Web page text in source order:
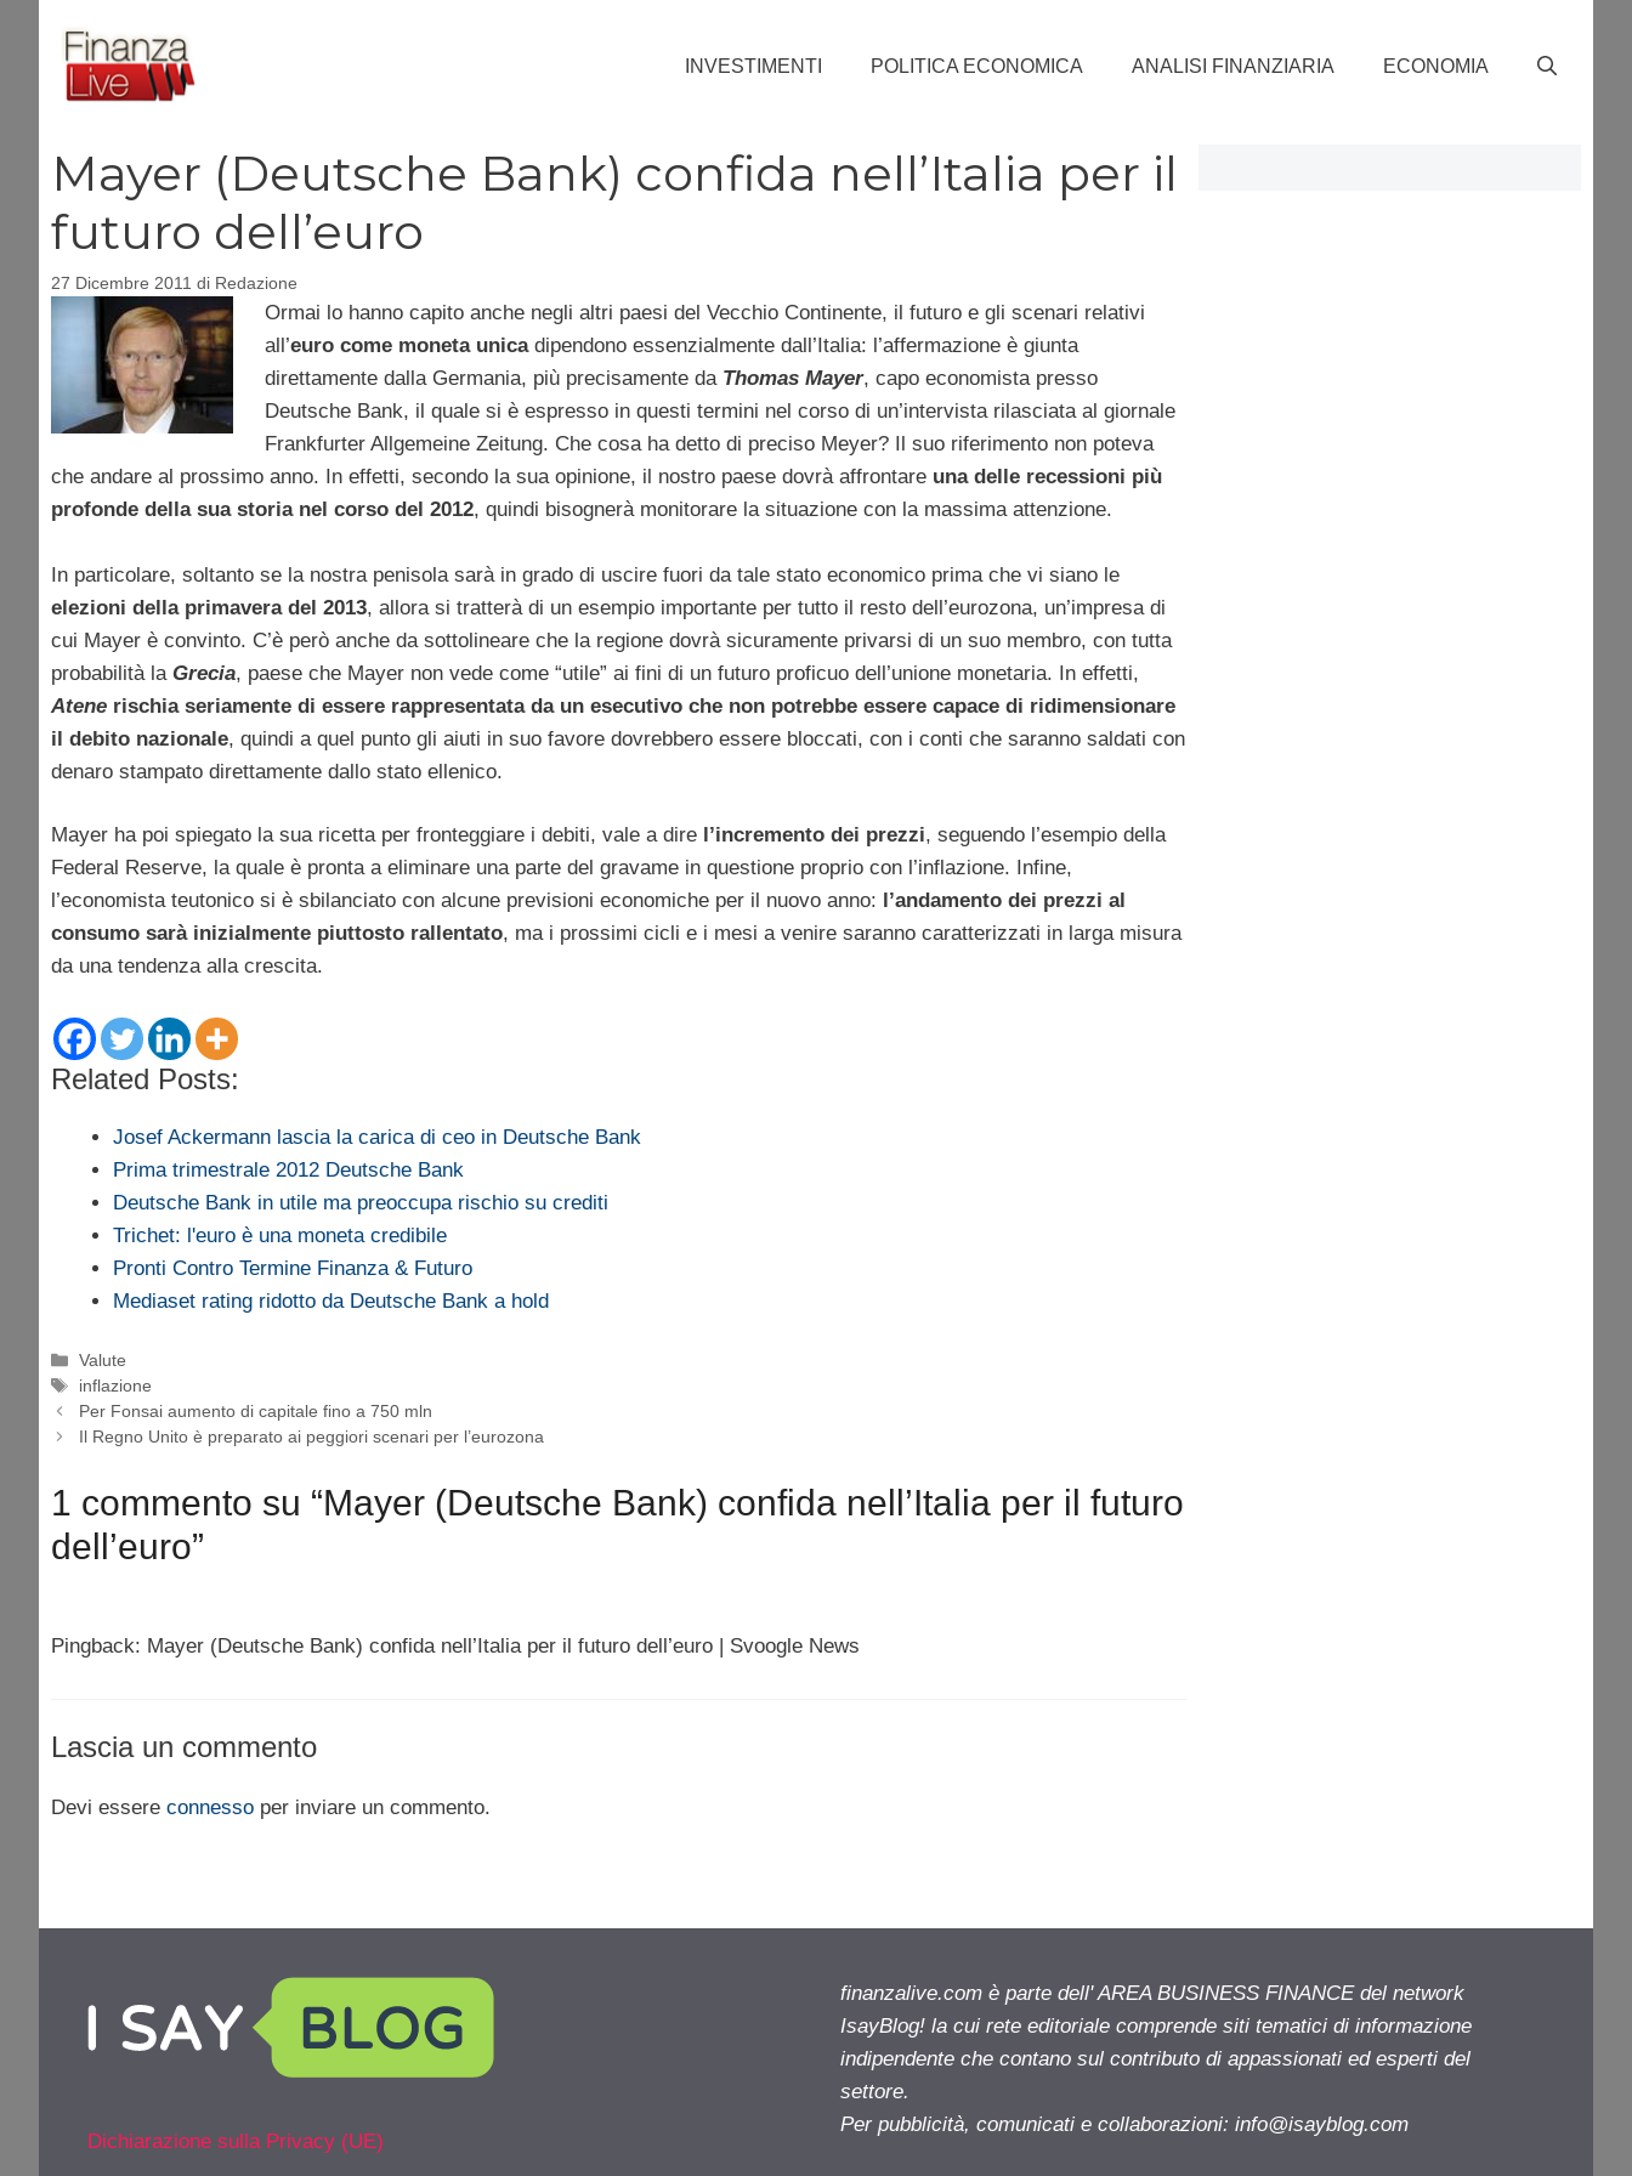
contenuto
INVESTIMENTI POLITICA ECONOMICA ANALISI FINANZIARIA ECONOMIA
Mayer (Deutsche Bank) confida nell’Italia per il
futuro dell’euro
27 Dicembre 2011 di Redazione
Ormai lo hanno capito anche negli altri paesi del Vecchio Continente, il futuro e gli scenari relativi
all’euro come moneta unicadipendono essenzialmente dall’Italia: l’affermazione è giunta
direttamente dalla Germania, più precisamente da Thomas Mayer, capo economista presso
Deutsche Bank, il quale si è espresso in questi termini nel corso di un’intervista rilasciata al giornale
Frankfurter Allgemeine Zeitung. Che cosa ha detto di preciso Meyer? Il suo riferimento non poteva
che andare al prossimo anno. In effetti, secondo la sua opinione, il nostro paese dovrà affrontare una delle recessioni più
profonde della sua storia nel corso del 2012, quindi bisognerà monitorare la situazione con la massima attenzione.
In particolare, soltanto se la nostra penisola sarà in grado di uscire fuori da tale stato economico prima che vi siano le
elezioni della primavera del 2013, allora si tratterà di un esempio importante per tutto il resto dell’eurozona, un’impresa di
cui Mayer è convinto. C’è però anche da sottolineare che la regione dovrà sicuramente privarsi di un suo membro, con tutta
probabilità la Grecia, paese che Mayer non vede come “utile” ai fini di un futuro proficuo dell’unione monetaria. In effetti,
Atene rischia seriamente di essere rappresentata da un esecutivo che non potrebbe essere capace di ridimensionare
il debito nazionale, quindi a quel punto gli aiuti in suo favore dovrebbero essere bloccati, con i conti che saranno saldati con
denaro stampato direttamente dallo stato ellenico.
Mayer ha poi spiegato la sua ricetta per fronteggiare i debiti, vale a dire l’incremento dei prezzi, seguendo l’esempio della
Federal Reserve, la quale è pronta a eliminare una parte del gravame in questione proprio con l’inflazione. Infine,
l’economista teutonico si è sbilanciato con alcune previsioni economiche per il nuovo anno:
l’andamento dei prezzi al
consumo sarà inizialmente piuttosto rallentato, ma i prossimi cicli e i mesi a venire saranno caratterizzati in larga misura
da una tendenza alla crescita.
Related Posts:
Josef Ackermann lascia la carica di ceo in Deutsche Bank
Prima trimestrale 2012 Deutsche Bank
Deutsche Bank in utile ma preoccupa rischio su crediti
Trichet: l'euro è una moneta credibile
Pronti Contro Termine Finanza & Futuro
Mediaset rating ridotto da Deutsche Bank a hold
Categorie
Valute
Tag
inflazione
Per Fonsai aumento di capitale fino a 750 mln
Il Regno Unito è preparato ai peggiori scenari per l’eurozona
1 commento su “Mayer (Deutsche Bank) confida nell’Italia per il futuro
dell’euro”
Pingback: Mayer (Deutsche Bank) confida nell’Italia per il futuro dell’euro | Svoogle News
Lascia un commento
Devi essere connesso per inviare un commento.
Dichiarazione sulla Privacy (UE)
finanzalive.com è parte dell' AREA BUSINESS FINANCE del network
IsayBlog! la cui rete editoriale comprende siti tematici di informazione
indipendente che contano sul contributo di appassionati ed esperti del
settore.
Per pubblicità, comunicati e collaborazioni: info@isayblog.com